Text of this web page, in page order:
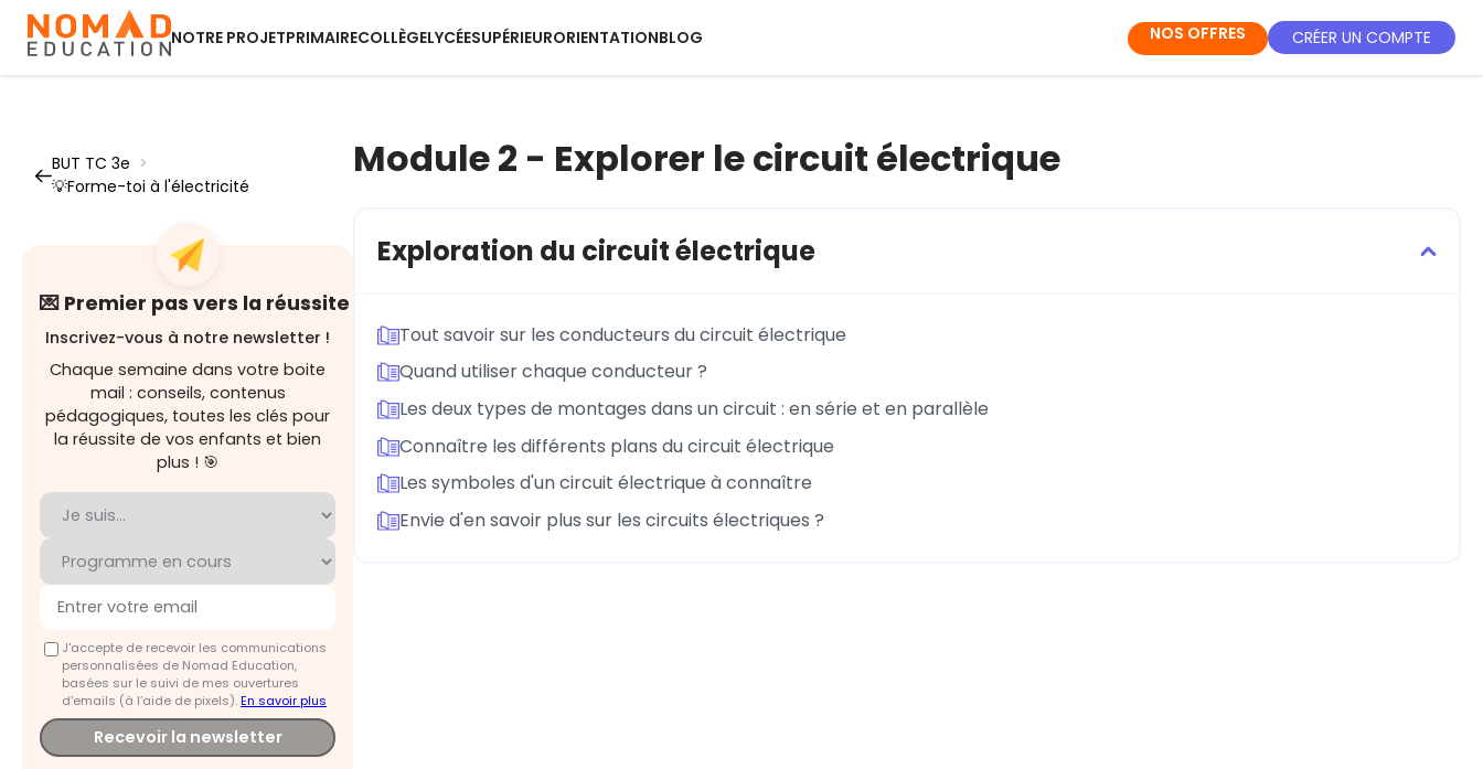
NOTRE PROJETPRIMAIRECOLLÈGELYCÉESUPÉRIEURORIENTATIONBLOG NOS OFFRES CRÉER UN COMPTE
BUT TC 3e >
💡Forme-toi à l'électricité
💌 Premier pas vers la réussite
Inscrivez-vous à notre newsletter !
Chaque semaine dans votre boite
mail : conseils, contenus
pédagogiques, toutes les clés pour
la réussite de vos enfants et bien
plus ! 🎯
J'accepte de recevoir les communications
personnalisées de Nomad Education,
basées sur le suivi de mes ouvertures
d'emails (à l’aide de pixels).En savoir plus
Recevoir la newsletter
Module 2 - Explorer le circuit électrique
Exploration du circuit électrique
Tout savoir sur les conducteurs du circuit électrique
Quand utiliser chaque conducteur ?
Les deux types de montages dans un circuit : en série et en parallèle
Connaître les différents plans du circuit électrique
Les symboles d'un circuit électrique à connaître
Envie d'en savoir plus sur les circuits électriques ?